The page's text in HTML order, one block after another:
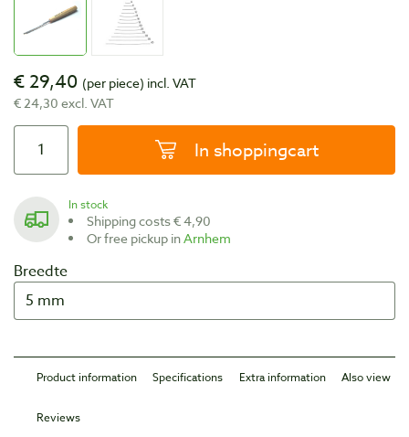
€ 29,40 (per piece) incl. VAT
€ 24,30 excl. VAT
In shoppingcart
In stock
Shipping costs € 4,90
Or free pickup inArnhem
Breedte
Product information Specifications Extra information Also view
Reviews